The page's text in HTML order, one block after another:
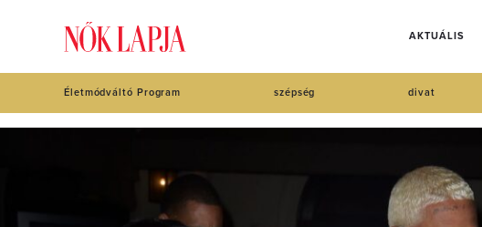
AKTUÁLIS
Életmódváltó Program szépség divat